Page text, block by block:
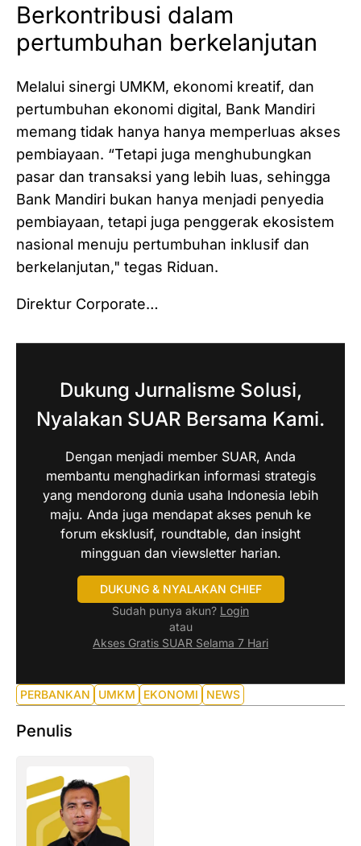
Berkontribusi dalam
pertumbuhan berkelanjutan
Melalui sinergi UMKM, ekonomi kreatif, dan
pertumbuhan ekonomi digital, Bank Mandiri
memang tidak hanya hanya memperluas akses
pembiayaan. “Tetapi juga menghubungkan
pasar dan transaksi yang lebih luas, sehingga
Bank Mandiri bukan hanya menjadi penyedia
pembiayaan, tetapi juga penggerak ekosistem
nasional menuju pertumbuhan inklusif dan
berkelanjutan," tegas Riduan.
Direktur Corporate…
Dukung Jurnalisme Solusi,
Nyalakan SUAR Bersama Kami.
Dengan menjadi member SUAR, Anda
membantu menghadirkan informasi strategis
yang mendorong dunia usaha Indonesia lebih
maju. Anda juga mendapat akses penuh ke
forum eksklusif, roundtable, dan insight
mingguan dan viewsletter harian.
DUKUNG & NYALAKAN CHIEF
Sudah punya akun? Login
atau
Akses Gratis SUAR Selama 7 Hari
PERBANKAN UMKM EKONOMI NEWS
Penulis